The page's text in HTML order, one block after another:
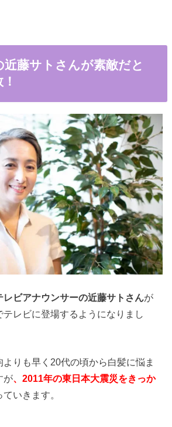
近藤サトさんが素敵だと
レビアナウンサーの近藤サトさんが
レビに登場するようになりまし
りも早く20代の頃から白髪に悩ま
が、2011年の東日本大震災をきっか
いきます。